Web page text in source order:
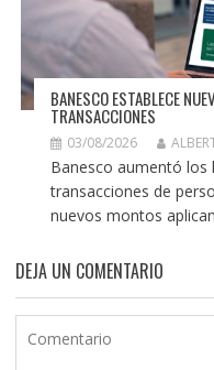
BANESCO ESTABLECE
TRANSACCIONES
03/08/2026
Banesco aumentó los
transacciones de
nuevos montos
DEJA UN COMENTARIO